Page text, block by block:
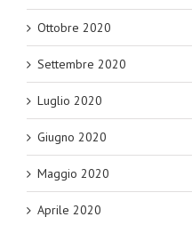
Ottobre 2020
Settembre 2020
Luglio 2020
Giugno 2020
Maggio 2020
Aprile 2020